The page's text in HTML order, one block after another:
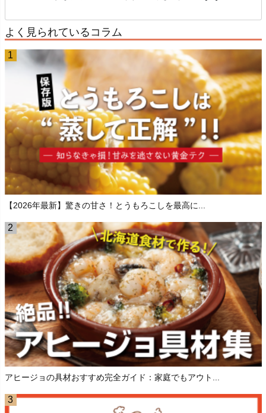
よく見られているコラム
【2026年最新】驚きの甘さ！とうもろこしを最高に...
アヒージョの具材おすすめ完全ガイド：家庭でもアウト...